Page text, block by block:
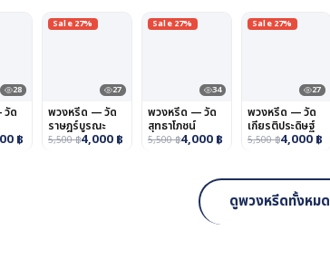
28
วัด
฿
Sale 27%
27
พวงหรีด — วัด
ราษฎร์บูรณะ
5,500฿4,000 ฿
Sale 27%
34
พวงหรีด — วัด
สุทธาโภชน์
5,500฿4,000 ฿
Sale 27%
27
พวงหรีด — วัด
เกียรติประดิษฐ์
5,500฿4,000 ฿
ดูพวงหรีดทั้งหมด